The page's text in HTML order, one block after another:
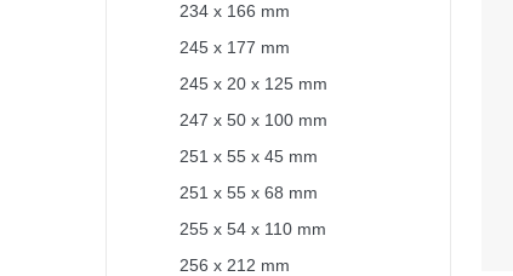
234 x 166 mm
245 x 177 mm
245 x 20 x 125 mm
247 x 50 x 100 mm
251 x 55 x 45 mm
251 x 55 x 68 mm
255 x 54 x 110 mm
256 x 212 mm